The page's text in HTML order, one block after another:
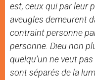
est, ceux qui par leur
aveugles demeurent
contraint personne
personne. Dieu non
quelqu’un ne veut
sont séparés de la